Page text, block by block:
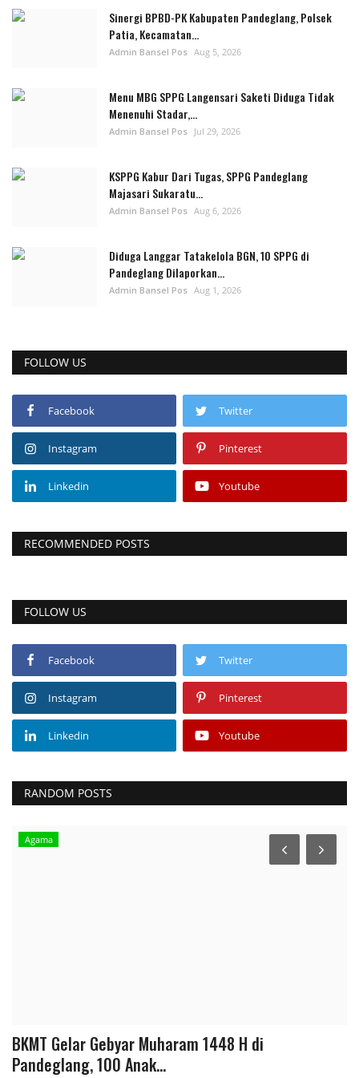
Sinergi BPBD-PK Kabupaten Pandeglang, Polsek
Patia, Kecamatan...
Admin Bansel Pos Aug 5, 2026
Menu MBG SPPG Langensari Saketi Diduga Tidak
Menenuhi Stadar,...
Admin Bansel Pos Jul 29, 2026
KSPPG Kabur Dari Tugas, SPPG Pandeglang
Majasari Sukaratu...
Admin Bansel Pos Aug 6, 2026
Diduga Langgar Tatakelola BGN, 10 SPPG di
Pandeglang Dilaporkan...
Admin Bansel Pos Aug 1, 2026
FOLLOW US
Facebook Twitter
Instagram Pinterest
Linkedin Youtube
RECOMMENDED POSTS
FOLLOW US
Facebook Twitter
Instagram Pinterest
Linkedin Youtube
RANDOM POSTS
Agama
BKMT Gelar Gebyar Muharam 1448 H di
Pandeglang, 100 Anak...